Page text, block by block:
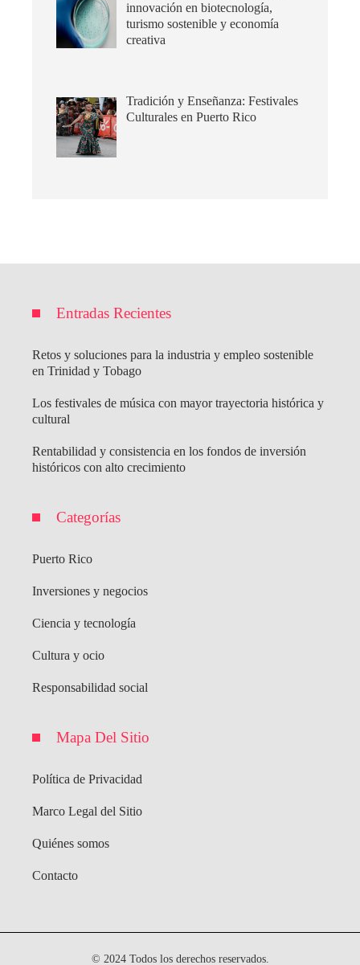
innovación en biotecnología,
turismo sostenible y economía
creativa
Tradición y Enseñanza: Festivales
Culturales en Puerto Rico
Entradas Recientes
Retos y soluciones para la industria y empleo sostenible
en Trinidad y Tobago
Los festivales de música con mayor trayectoria histórica y
cultural
Rentabilidad y consistencia en los fondos de inversión
históricos con alto crecimiento
Categorías
Puerto Rico
Inversiones y negocios
Ciencia y tecnología
Cultura y ocio
Responsabilidad social
Mapa Del Sitio
Política de Privacidad
Marco Legal del Sitio
Quiénes somos
Contacto
© 2024 Todos los derechos reservados.